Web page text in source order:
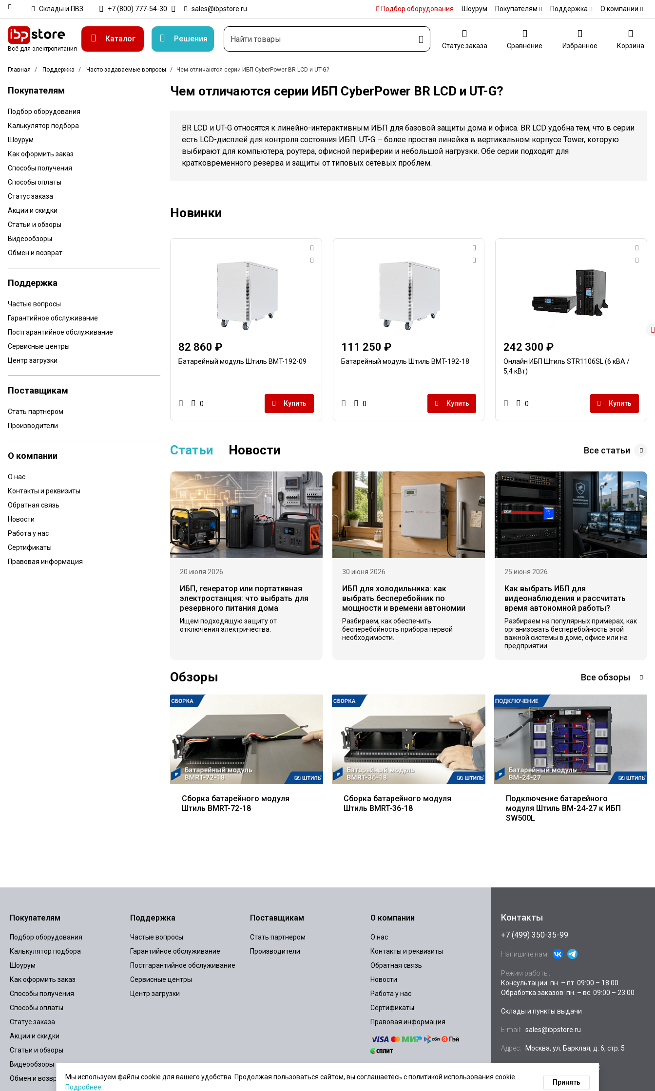
Склады и ПВЗ +7 (800) 777-54-30 sales@ibpstore.ru Подбор оборудования Шоурум Покупателям Поддержка О компании
Всё для электропитания
Каталог Решения
Статус заказа Сравнение Избранное Корзина
Главная Поддержка Часто задаваемые вопросы Чем отличаются серии ИБП CyberPower BR LCD и UT-G?
Покупателям
Подбор оборудования
Калькулятор подбора
Шоурум
Как оформить заказ
Способы получения
Способы оплаты
Статус заказа
Акции и скидки
Статьи и обзоры
Видеообзоры
Обмен и возврат
Поддержка
Частые вопросы
Гарантийное обслуживание
Постгарантийное обслуживание
Сервисные центры
Центр загрузки
Поставщикам
Стать партнером
Производители
О компании
О нас
Контакты и реквизиты
Обратная связь
Новости
Работа у нас
Сертификаты
Правовая информация
Чем отличаются серии ИБП CyberPower BR LCD и UT-G?
BR LCD и UT-G относятся к линейно-интерактивным ИБП для базовой защиты дома и офиса. BR LCD удобна тем, что в серии
есть LCD-дисплей для контроля состояния ИБП. UT-G – более простая линейка в вертикальном корпусе Tower, которую
выбирают для компьютера, роутера, офисной периферии и небольшой нагрузки. Обе серии подходят для
кратковременного резерва и защиты от типовых сетевых проблем.
Новинки
82 860 ₽
Батарейный модуль Штиль BMT-192-09
0 Купить
111 250 ₽
Батарейный модуль Штиль BMT-192-18
0 Купить
242 300 ₽
Онлайн ИБП Штиль STR1106SL (6 кВА /
5,4 кВт)
0 Купить
Статьи Новости Все статьи
20 июля 2026
ИБП, генератор или портативная
электростанция: что выбрать для
резервного питания дома
Ищем подходящую защиту от
отключения электричества.
30 июня 2026
ИБП для холодильника: как
выбрать бесперебойник по
мощности и времени автономии
Разбираем, как обеспечить
бесперебойность прибора первой
необходимости.
25 июня 2026
Как выбрать ИБП для
видеонаблюдения и рассчитать
время автономной работы?
Разбираем на популярных примерах, как
организовать бесперебойность этой
важной системы в доме, офисе или на
предприятии.
Обзоры Все обзоры
Сборка батарейного модуля
Штиль BMRT-72-18
Сборка батарейного модуля
Штиль BMRT-36-18
Подключение батарейного
модуля Штиль BM-24-27 к ИБП
SW500L
Покупателям
Подбор оборудования
Калькулятор подбора
Шоурум
Как оформить заказ
Способы получения
Способы оплаты
Статус заказа
Акции и скидки
Статьи и обзоры
Видеообзоры
Обмен и возврат
Поддержка
Частые вопросы
Гарантийное обслуживание
Постгарантийное обслуживание
Сервисные центры
Центр загрузки
Поставщикам
Стать партнером
Производители
О компании
О нас
Контакты и реквизиты
Обратная связь
Новости
Работа у нас
Сертификаты
Правовая информация
Контакты
+7 (499) 350-35-99
Напишите нам:
Режим работы:
Консультации: пн. – пт. 09:00 – 18:00
Обработка заказов: пн. – вс. 09:00 – 23:00
Склады и пункты выдачи
E-mail: sales@ibpstore.ru
Адрес: Москва, ул. Барклая, д. 6, стр. 5
Яндекс.картах
Мы используем файлы cookie для вашего удобства. Продолжая пользоваться сайтом, вы соглашаетесь с политикой использования cookie.
Подробнее
Принять